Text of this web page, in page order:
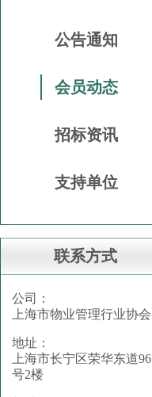
公告通知
会员动态
招标资讯
支持单位
联系方式
公司：
上海市物业管理行业协会
地址：
上海市长宁区荣华东道96
号2楼